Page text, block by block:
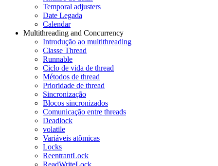
Temporal adjusters
Date Legada
Calendar
Multithreading and Concurrency
Introdução ao multithreading
Classe Thread
Runnable
Ciclo de vida de thread
Métodos de thread
Prioridade de thread
Sincronização
Blocos sincronizados
Comunicação entre threads
Deadlock
volatile
Variáveis atômicas
Locks
ReentrantLock
ReadWriteLock